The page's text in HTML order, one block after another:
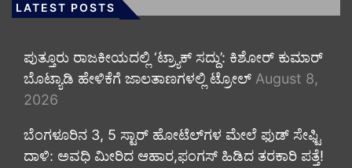
LATEST POSTS
ಪುತ್ತೂರು ರಾಜಕೀಯದಲ್ಲಿ ‘ಟ್ರ್ಯಾಕ್ ಸದ್ದು’: ಕಿಶೋರ್ ಕುಮಾರ್
ಬೊಟ್ಯಾಡಿ ಹೇಳಿಕೆಗೆ ಜಾಲತಾಣಗಳಲ್ಲಿ ಟ್ರೋಲ್ August 8,
2026
​ಬೆಂಗಳೂರಿನ 3, 5 ಸ್ಟಾರ್ ಹೋಟೆಲ್‌ಗಳ ಮೇಲೆ ಫುಡ್ ಸೇಫ್ಟಿ
ದಾಳಿ: ಅವಧಿ ಮೀರಿದ ಆಹಾರ,ಫಂಗಸ್ ಹಿಡಿದ ತರಕಾರಿ ಪತ್ತೆ!